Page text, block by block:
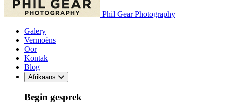
Phil Gear Photography
Galery
Vermoëns
Oor
Kontak
Blog
Afrikaans
Begin gesprek